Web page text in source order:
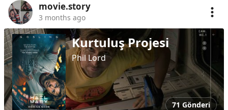
movie.story
3 months ago
Kurtuluş Projesi
Phil Lord
71 Gönderi